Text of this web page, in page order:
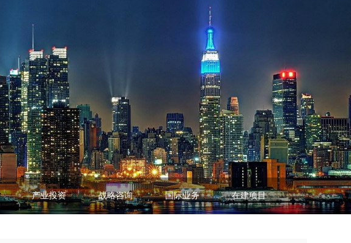
产业投资 战略咨询 国际业务 在建项目